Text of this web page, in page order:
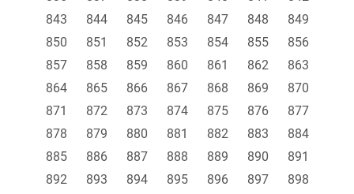
843
844 845 846 847 848
849
850
851 852 853 854 855
856
857
858 859 860 861 862
863
864
865 866 867 868 869
870
871
872 873 874 875 876
877
878
879 880 881 882 883
884
885
886 887 888 889 890
891
892
893 894 895 896 897
898